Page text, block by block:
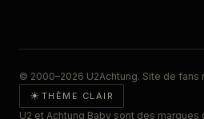
© 2000–2026 U2Achtung. Site de fans
☀ THÈME CLAIR
U2 et Achtung Baby sont des